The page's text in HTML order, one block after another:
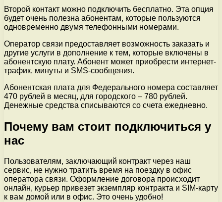
Второй контакт можно подключить бесплатно. Эта опция
будет очень полезна абонентам, которые пользуются
одновременно двумя телефонными номерами.
Оператор связи предоставляет возможность заказать и
другие услуги в дополнение к тем, которые включены в
абонентскую плату. Абонент может приобрести интернет-
трафик, минуты и SMS-сообщения.
Абонентская плата для Федерального номера составляет
470 рублей в месяц, для городского – 780 рублей.
Денежные средства списываются со счета ежедневно.
Почему вам стоит подключиться у
нас
Пользователям, заключающий контракт через наш
сервис, не нужно тратить время на поездку в офис
оператора связи. Оформление договора происходит
онлайн, курьер привезет экземпляр контракта и SIM-карту
к вам домой или в офис. Это очень удобно!